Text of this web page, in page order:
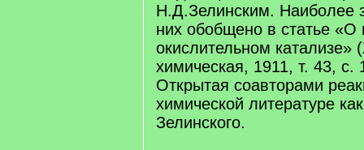
Н.Д.Зелинским. Наиболее
них обобщено в статье «О
окислительном
химическая, 1911, т. 43, с.
Открытая соавторами
химической литературе
Зелинского.